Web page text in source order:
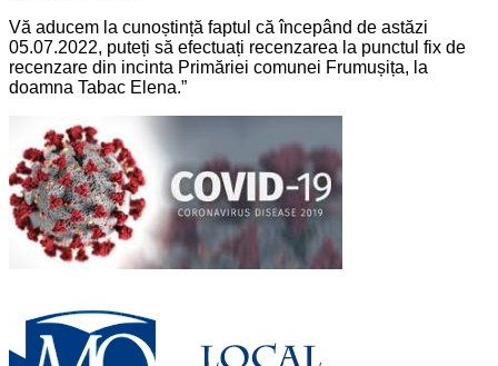
Vă aducem la cunoștință faptul că începând de astăzi
05.07.2022, puteți să efectuați recenzarea la punctul fix de
recenzare din incinta Primăriei comunei Frumușița, la
doamna Tabac Elena.”